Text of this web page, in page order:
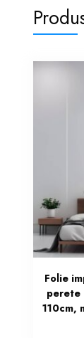
Folie
perete
110cm,